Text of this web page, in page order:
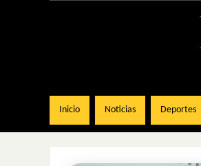
Inicio Noticias Deportes